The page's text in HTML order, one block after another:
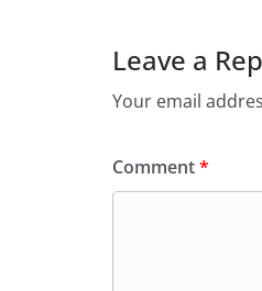
Leave a
Your email
Comment*